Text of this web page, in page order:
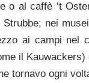
o al caffè ‘t
nei
ai campi
il
tornavo ogni